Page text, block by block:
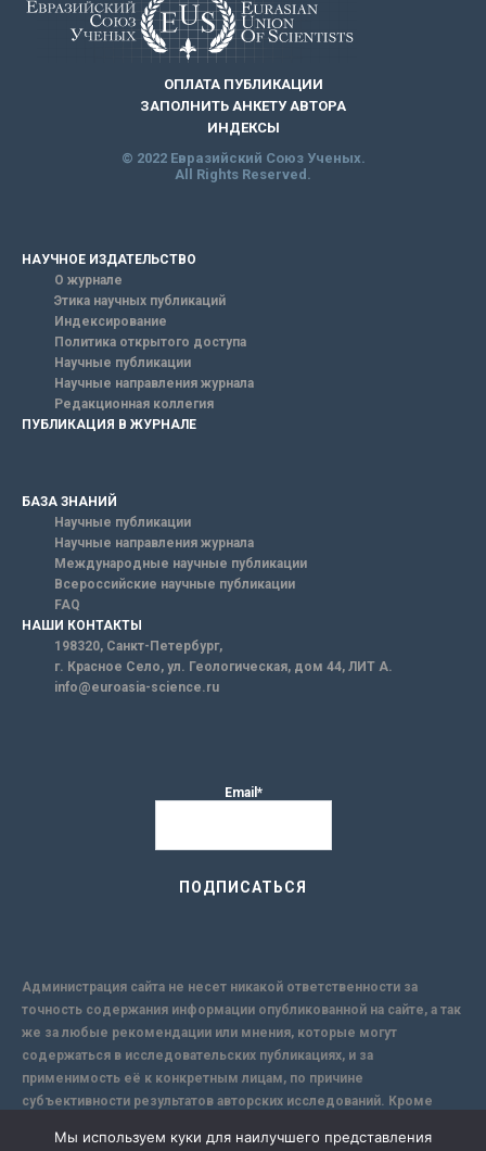
ОПЛАТА ПУБЛИКАЦИИ
ЗАПОЛНИТЬ АНКЕТУ АВТОРА
ИНДЕКСЫ
© 2022 Евразийский Союз Ученых.
All Rights Reserved.
НАУЧНОЕ ИЗДАТЕЛЬСТВО
О журнале
Этика научных публикаций
Индексирование
Политика открытого доступа
Научные публикации
Научные направления журнала
Редакционная коллегия
ПУБЛИКАЦИЯ В ЖУРНАЛЕ
БАЗА ЗНАНИЙ
Научные публикации
Научные направления журнала
Международные научные публикации
Всероссийские научные публикации
FAQ
НАШИ КОНТАКТЫ
198320, Санкт-Петербург,
г. Красное Село, ул. Геологическая, дом 44, ЛИТ А.
info@euroasia-science.ru
Email*
Администрация сайта не несет никакой ответственности за
точность содержания информации опубликованной на сайте, а так
же за любые рекомендации или мнения, которые могут
содержаться в исследовательских публикациях, и за
применимость её к конкретным лицам, по причине
субъективности результатов авторских исследований. Кроме
надежной защиты информации, Сайт не несет ответственности за
Мы используем куки для наилучшего представления